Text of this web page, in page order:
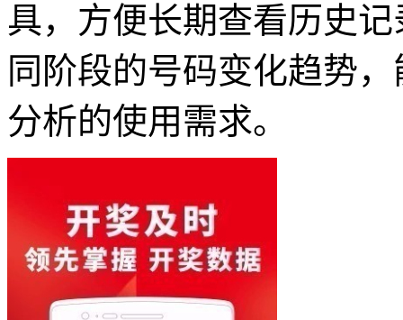
具，方便长期查看历史
同阶段的号码变化趋势
分析的使用需求。